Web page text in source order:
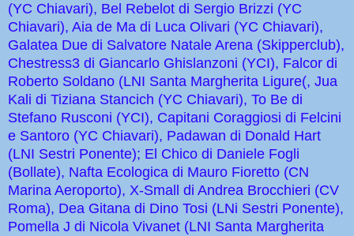
(YC Chiavari), Bel Rebelot di Sergio Brizzi (YC
Chiavari), Aia de Ma di Luca Olivari (YC Chiavari),
Galatea Due di Salvatore Natale Arena (Skipperclub),
Chestress3 di Giancarlo Ghislanzoni (YCI), Falcor di
Roberto Soldano (LNI Santa Margherita Ligure(, Jua
Kali di Tiziana Stancich (YC Chiavari), To Be di
Stefano Rusconi (YCI), Capitani Coraggiosi di Felcini
e Santoro (YC Chiavari), Padawan di Donald Hart
(LNI Sestri Ponente); El Chico di Daniele Fogli
(Bollate), Nafta Ecologica di Mauro Fioretto (CN
Marina Aeroporto), X-Small di Andrea Brocchieri (CV
Roma), Dea Gitana di Dino Tosi (LNi Sestri Ponente),
Pomella J di Nicola Vivanet (LNI Santa Margherita